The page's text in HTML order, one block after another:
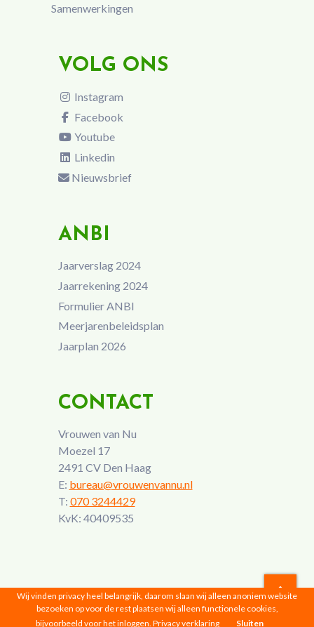
Samenwerkingen
VOLG ONS
Instagram
Facebook
Youtube
Linkedin
Nieuwsbrief
ANBI
Jaarverslag 2024
Jaarrekening 2024
Formulier ANBI
Meerjarenbeleidsplan
Jaarplan 2026
CONTACT
Vrouwen van Nu
Moezel 17
2491 CV Den Haag
E: bureau@vrouwenvannu.nl
T: 070 3244429
KvK: 40409535
Vrouwen van Nu © 2026 |Privacyverklaring
Wij vinden privacy heel belangrijk, daarom slaan wij alleen anoniem website
bezoeken op voor de rest plaatsen wij alleen functionele cookies,
bijvoorbeeld voor het inloggen. Privacy verklaring Sluiten